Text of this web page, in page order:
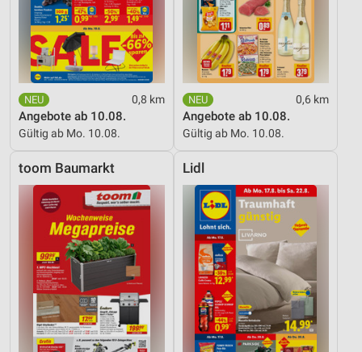
0,8 km
Angebote ab 10.08.
Gültig ab Mo. 10.08.
0,6 km
Angebote ab 10.08.
Gültig ab Mo. 10.08.
toom Baumarkt Lidl